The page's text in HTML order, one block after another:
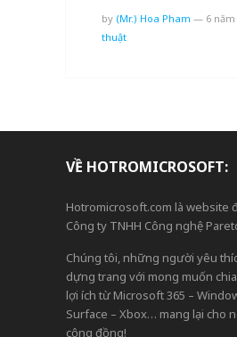
by (Mr.) Hoa Pham — 6
thuật
VỀ HOTROMICROSOFT:
Hotromicrosoft.com là website
Công ty TNHH Công nghệ
Chúng tôi, những người yêu
dựng trang với mong muốn
lợi ích từ Microsoft 365 –
Surface – Xbox… mang lại cho
cộng đồng!